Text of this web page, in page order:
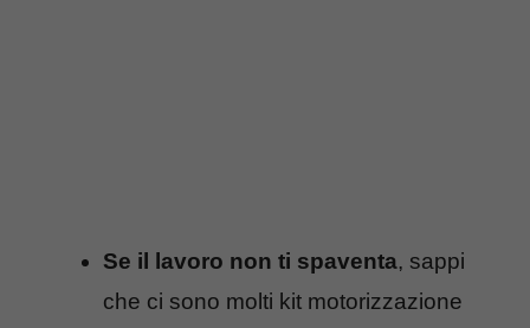
Se il lavoro non ti spaventa, sappi
che ci sono molti kit motorizzazione